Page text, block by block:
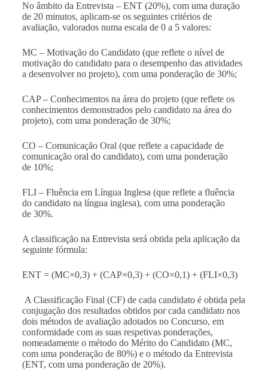
No âmbito da Entrevista – ENT (20%), com uma duração
de 20 minutos, aplicam-se os seguintes critérios de
avaliação, valorados numa escala de 0 a 5 valores:
MC – Motivação do Candidato (que reflete o nível de
motivação do candidato para o desempenho das atividades
a desenvolver no projeto), com uma ponderação de 30%;
CAP – Conhecimentos na área do projeto (que reflete os
conhecimentos demonstrados pelo candidato na área do
projeto), com uma ponderação de 30%;
CO – Comunicação Oral (que reflete a capacidade de
comunicação oral do candidato), com uma ponderação
de 10%;
FLI – Fluência em Língua Inglesa (que reflete a fluência
do candidato na língua inglesa), com uma ponderação
de 30%.
A classificação na Entrevista será obtida pela aplicação da
seguinte fórmula:
ENT = (MC×0,3) + (CAP×0,3) + (CO×0,1) + (FLI×0,3)
A Classificação Final (CF) de cada candidato é obtida pela
conjugação dos resultados obtidos por cada candidato nos
dois métodos de avaliação adotados no Concurso, em
conformidade com as suas respetivas ponderações,
nomeadamente o método do Mérito do Candidato (MC,
com uma ponderação de 80%) e o método da Entrevista
(ENT, com uma ponderação de 20%).